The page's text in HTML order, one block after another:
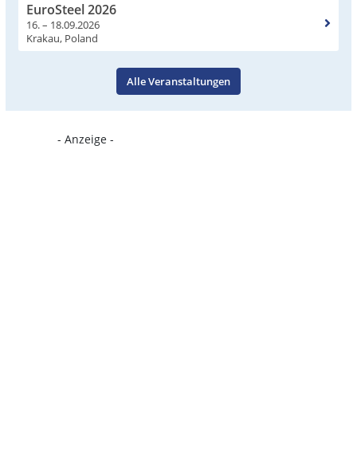
EuroSteel 2026
16. – 18.09.2026
Krakau, Poland
Alle Veranstaltungen
- Anzeige -